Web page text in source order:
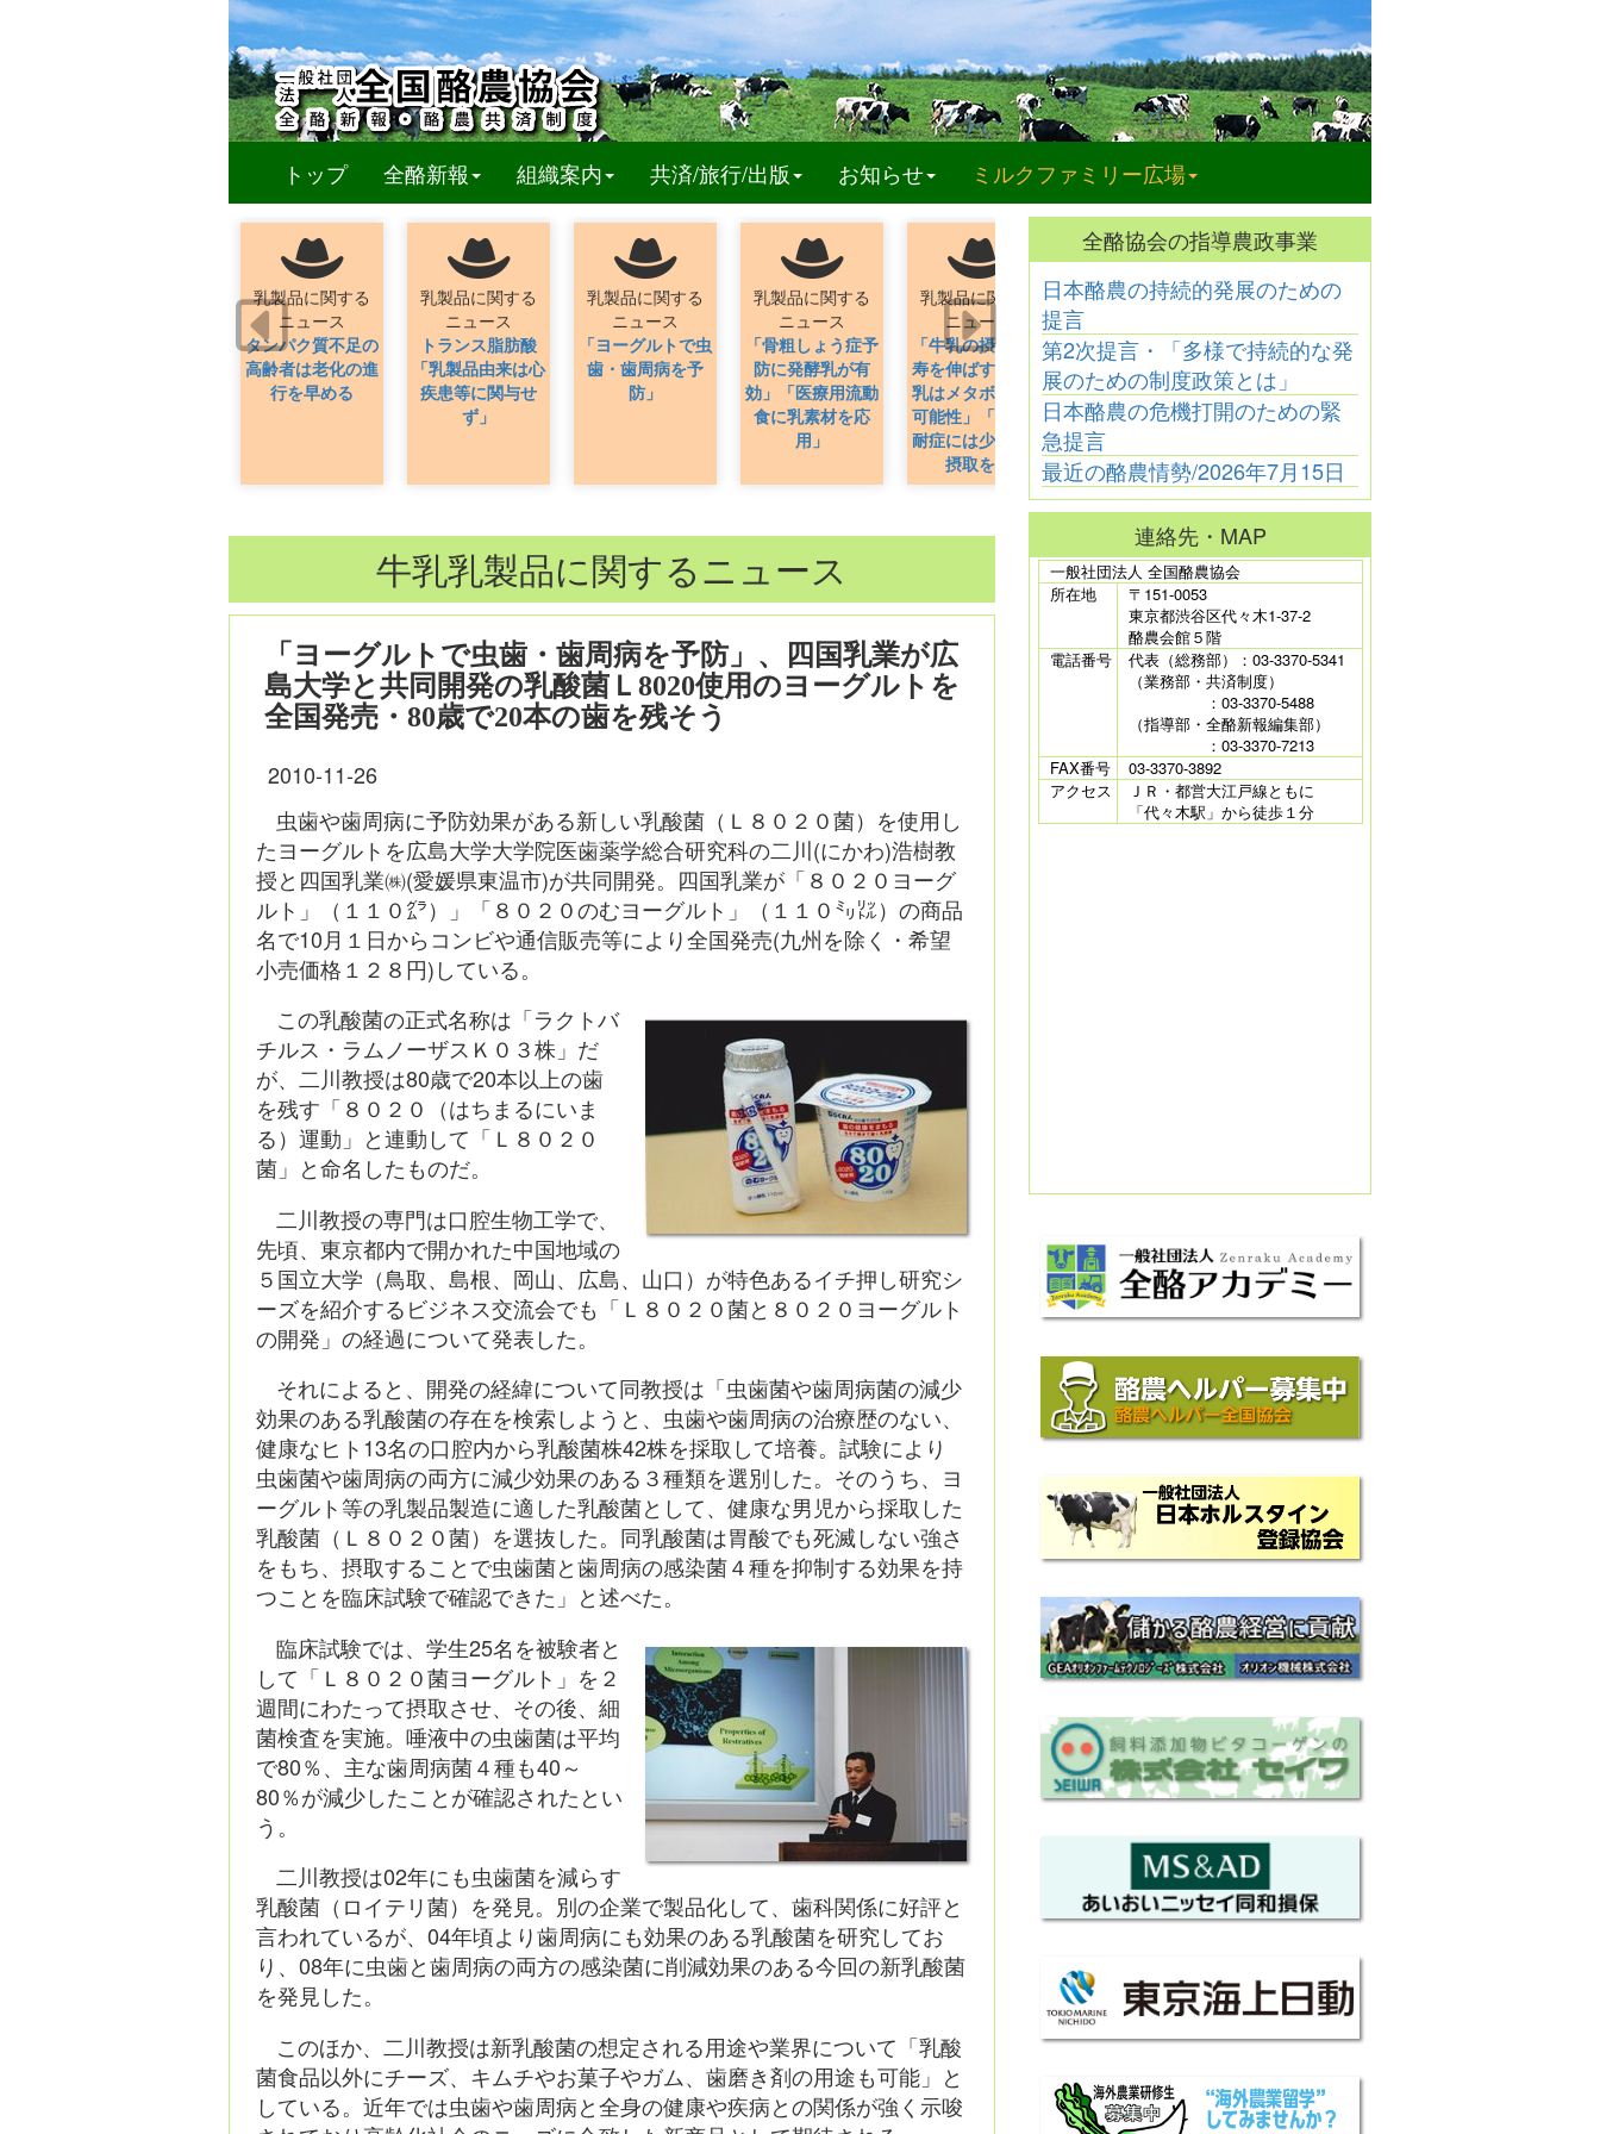
トップ 全酪新報(current)組織案内 共済/旅行/出版 お知らせ ミルクファミリー広場
乳製品に関する
ニュース
タンパク質不足の
高齢者は老化の進
行を早める
乳製品に関する
ニュース
トランス脂肪酸
「乳製品由来は心
疾患等に関与せ
ず」
乳製品に関する
ニュース
「ヨーグルトで虫
歯・歯周病を予
防」
乳製品に関する
ニュース
「骨粗しょう症予
防に発酵乳が有
効」「医療用流動
食に乳素材を応
用」
乳製品に関する
ニュース
「牛乳の摂取が長
寿を伸ばす」「牛
乳はメタボ予防の
可能性」「乳糖不
耐症には少量ずつ
摂取を」
乳製品に関する
「牛乳飲んで歯を
健康に」―生活習
慣病の予防にも効
果
牛乳乳製品に関するニュース
「ヨーグルトで虫歯・歯周病を予防」、四国乳業が広
島大学と共同開発の乳酸菌Ｌ8020使用のヨーグルトを
全国発売・80歳で20本の歯を残そう
2010-11-26
虫歯や歯周病に予防効果がある新しい乳酸菌（Ｌ８０２０菌）を使用し
たヨーグルトを広島大学大学院医歯薬学総合研究科の二川(にかわ)浩樹教
授と四国乳業㈱(愛媛県東温市)が共同開発。四国乳業が「８０２０ヨーグ
ルト」（１１０㌘）」「８０２０のむヨーグルト」（１１０㍉㍑）の商品
名で10月１日からコンビや通信販売等により全国発売(九州を除く・希望
小売価格１２８円)している。
この乳酸菌の正式名称は「ラクトバ
チルス・ラムノーザスＫ０３株」だ
が、二川教授は80歳で20本以上の歯
を残す「８０２０（はちまるにいま
る）運動」と連動して「Ｌ８０２０
菌」と命名したものだ。
二川教授の専門は口腔生物工学で、
先頃、東京都内で開かれた中国地域の
５国立大学（鳥取、島根、岡山、広島、山口）が特色あるイチ押し研究シ
ーズを紹介するビジネス交流会でも「Ｌ８０２０菌と８０２０ヨーグルト
の開発」の経過について発表した。
それによると、開発の経緯について同教授は「虫歯菌や歯周病菌の減少
効果のある乳酸菌の存在を検索しようと、虫歯や歯周病の治療歴のない、
健康なヒト13名の口腔内から乳酸菌株42株を採取して培養。試験により
虫歯菌や歯周病の両方に減少効果のある３種類を選別した。そのうち、ヨ
ーグルト等の乳製品製造に適した乳酸菌として、健康な男児から採取した
乳酸菌（Ｌ８０２０菌）を選抜した。同乳酸菌は胃酸でも死滅しない強さ
をもち、摂取することで虫歯菌と歯周病の感染菌４種を抑制する効果を持
つことを臨床試験で確認できた」と述べた。
臨床試験では、学生25名を被験者と
して「Ｌ８０２０菌ヨーグルト」を２
週間にわたって摂取させ、その後、細
菌検査を実施。唾液中の虫歯菌は平均
で80％、主な歯周病菌４種も40～
80％が減少したことが確認されたとい
う。
二川教授は02年にも虫歯菌を減らす
乳酸菌（ロイテリ菌）を発見。別の企業で製品化して、歯科関係に好評と
言われているが、04年頃より歯周病にも効果のある乳酸菌を研究してお
り、08年に虫歯と歯周病の両方の感染菌に削減効果のある今回の新乳酸菌
を発見した。
このほか、二川教授は新乳酸菌の想定される用途や業界について「乳酸
菌食品以外にチーズ、キムチやお菓子やガム、歯磨き剤の用途も可能」と
している。近年では虫歯や歯周病と全身の健康や疾病との関係が強く示唆
全酪協会の指導農政事業
日本酪農の持続的発展のための
提言
第2次提言・「多様で持続的な発
展のための制度政策とは」
日本酪農の危機打開のための緊
急提言
最近の酪農情勢/2026年7月15日
連絡先・MAP
一般社団法人 全国酪農協会
所在地
〒151-0053
東京都渋谷区代々木1-37-2
酪農会館５階
電話番号
代表（総務部）：03-3370-5341
（業務部・共済制度）
：03-3370-5488
（指導部・全酪新報編集部）
：03-3370-7213
FAX番号
03-3370-3892
アクセス
ＪＲ・都営大江戸線ともに
「代々木駅」から徒歩１分